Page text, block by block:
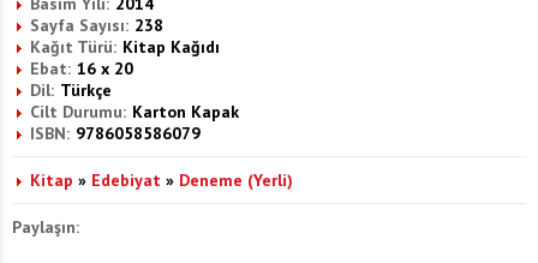
Sayfa Sayısı: 238
Kağıt Türü: Kitap Kağıdı
Ebat: 16 x 20
Dil: Türkçe
Cilt Durumu: Karton Kapak
ISBN: 9786058586079
Kitap » Edebiyat » Deneme (Yerli)
Paylaşın: